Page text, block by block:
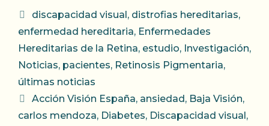
Categorías
discapacidad visual , distrofias hereditarias,
enfermedad hereditaria, Enfermedades
Hereditarias de la Retina, estudio, Investigación,
Noticias, pacientes, Retinosis Pigmentaria,
últimas noticias
Etiquetas
Acción Visión España, ansiedad , Baja Visión,
carlos mendoza, Diabetes, Discapacidad visual ,